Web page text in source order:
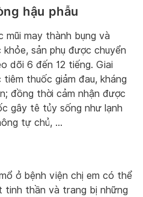
hậu phẫu
mũi may thành bụng và
sản phụ được chuyển
dõi 6 đến 12 tiếng. Giai
thuốc giảm đau, kháng
đồng thời cảm nhận được
gây tê tủy sống như lạnh
tự chủ, …
ở bệnh viện chị em có thể
tinh thần và trang bị những